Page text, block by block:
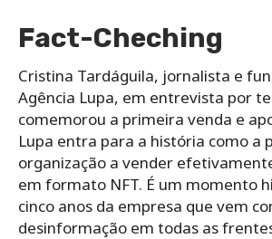
Fact-Cheching
Cristina Tardáguila, jornalista e
Agência Lupa, em entrevista por
comemorou a primeira venda e
Lupa entra para a história como a
organização a vender
em formato NFT. É um momento
cinco anos da empresa que vem
desinformação em todas as